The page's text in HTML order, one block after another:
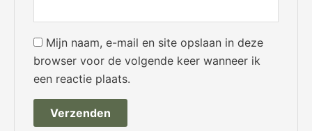
Mijn naam, e-mail en site opslaan in deze
browser voor de volgende keer wanneer ik
een reactie plaats.